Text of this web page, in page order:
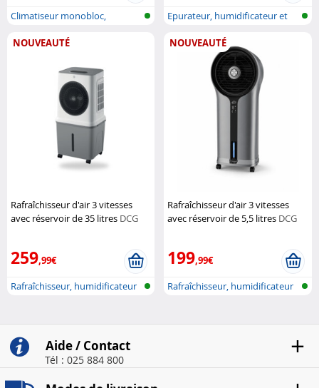
Climatiseur monobloc,
Epurateur, humidificateur et
NOUVEAUTÉ
Rafraîchisseur d'air 3 vitesses
avec réservoir de 35 litres DCG
259,99€
Rafraîchisseur, humidificateur
NOUVEAUTÉ
Rafraîchisseur d'air 3 vitesses
avec réservoir de 5,5 litres DCG
199,99€
Rafraîchisseur, humidificateur
Aide / Contact
Tél : 025 884 800